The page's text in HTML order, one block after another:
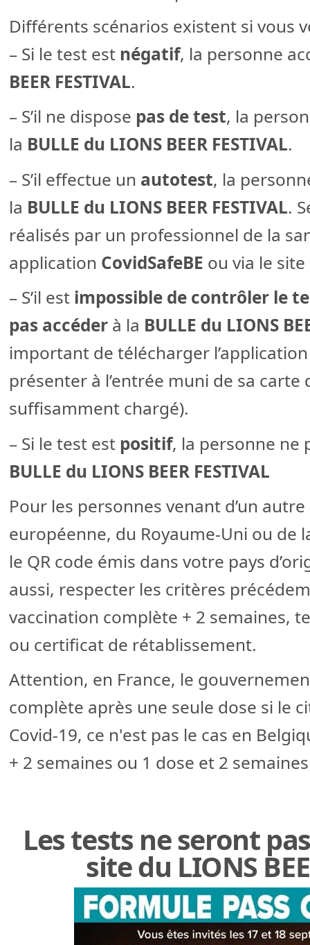
Différents scénarios existent si vous
– Si le test est négatif, la personne
BEER FESTIVAL.
– S’il ne dispose pas de test, la
la BULLE du LIONS BEER FESTIVAL.
– S’il effectue un autotest, la
la BULLE du LIONS BEER FESTIVAL.
réalisés par un professionnel de la
application CovidSafeBE ou via le site
– S’il est impossible de contrôler le
pas accéder à la BULLE du LIONS
important de télécharger
présenter à l’entrée muni de sa
suffisamment chargé).
– Si le test est positif, la personne ne
BULLE du LIONS BEER FESTIVAL
Pour les personnes venant d’un autre
européenne, du Royaume-Uni ou de
le QR code émis dans votre pays
aussi, respecter les critères
vaccination complète + 2 semaines,
ou certificat de rétablissement.
Attention, en France, le
complète après une seule dose si le
Covid-19, ce n'est pas le cas en
+ 2 semaines ou 1 dose et 2
Les tests ne seront
site du LIONS